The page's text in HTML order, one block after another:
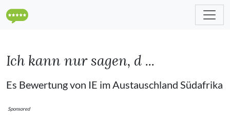
Ich kann nur sagen, d ...
Es Bewertung von IE im Austauschland Südafrika
Sponsored